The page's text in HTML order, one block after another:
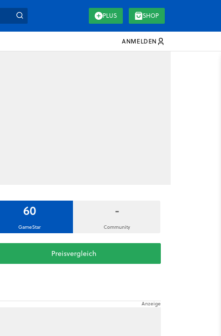
PLUS SHOP
ANMELDEN
60
GameStar
-
Community
Preisvergleich